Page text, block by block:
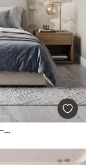
Kejserlig have med dyr i orientalsk stil — abe, leopard, tiger, påfugl og hejre